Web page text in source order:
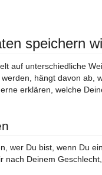
speichern
auf unterschiedliche
hängt davon ab,
erklären, welche
wer Du bist, wenn Du
nach Deinem